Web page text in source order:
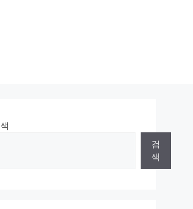
검
색